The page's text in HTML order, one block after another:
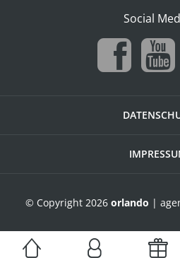
Social
© Copyright 2026 orlando |